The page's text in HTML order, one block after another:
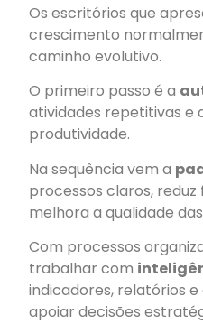
Os escritórios que
crescimento
caminho evolutivo.
O primeiro passo é a
atividades repetitivas e
produtividade.
Na sequência vem a
processos claros,
melhora a qualidade
Com processos
trabalhar com
indicadores, relatórios
apoiar decisões